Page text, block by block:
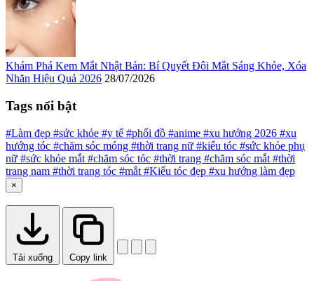
Khám Phá Kem Mắt Nhật Bản: Bí Quyết Đôi Mắt Sáng Khỏe, Xóa
Nhăn Hiệu Quả 2026 28/07/2026
Tags nổi bật
#Làm đẹp #sức khỏe #y tế #phối đồ #anime #xu hướng 2026 #xu
hướng tóc #chăm sóc móng #thời trang nữ #kiểu tóc #sức khỏe phụ
nữ #sức khỏe mắt #chăm sóc tóc #thời trang #chăm sóc mắt #thời
trang nam #thời trang tóc #mắt #Kiểu tóc đẹp #xu hướng làm đẹp
×
Tải xuống Copy link